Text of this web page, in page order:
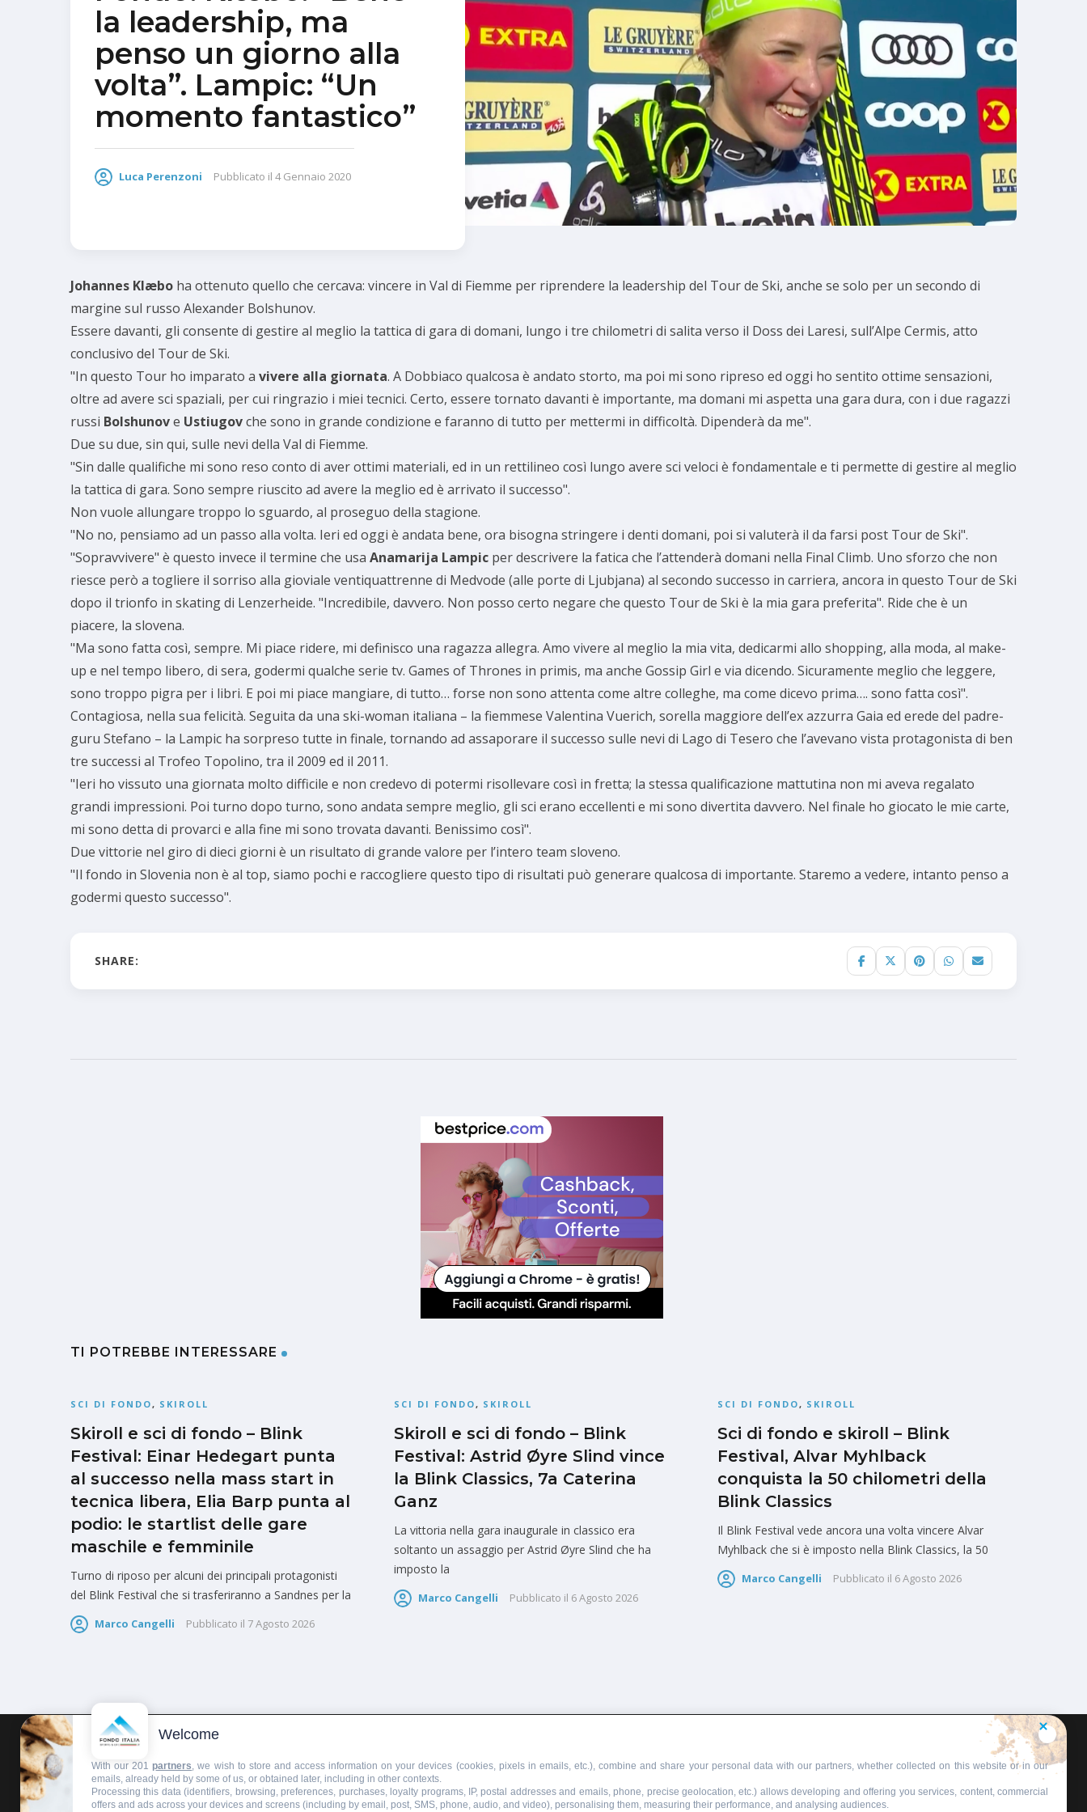
la leadership, ma
penso un giorno alla
volta”. Lampic: “Un
momento fantastico”
Luca Perenzoni Pubblicato il 4 Gennaio 2020
Johannes Klæbo ha ottenuto quello che cercava: vincere in Val di Fiemme per riprendere la leadership del Tour de Ski, anche se solo per un secondo di
margine sul russo Alexander Bolshunov.
Essere davanti, gli consente di gestire al meglio la tattica di gara di domani, lungo i tre chilometri di salita verso il Doss dei Laresi, sull’Alpe Cermis, atto
conclusivo del Tour de Ski.
"In questo Tour ho imparato a vivere alla giornata. A Dobbiaco qualcosa è andato storto, ma poi mi sono ripreso ed oggi ho sentito ottime sensazioni,
oltre ad avere sci spaziali, per cui ringrazio i miei tecnici. Certo, essere tornato davanti è importante, ma domani mi aspetta una gara dura, con i due ragazzi
russi Bolshunove Ustiugovche sono in grande condizione e faranno di tutto per mettermi in difficoltà. Dipenderà da me".
Due su due, sin qui, sulle nevi della Val di Fiemme.
"Sin dalle qualifiche mi sono reso conto di aver ottimi materiali, ed in un rettilineo così lungo avere sci veloci è fondamentale e ti permette di gestire al meglio
la tattica di gara. Sono sempre riuscito ad avere la meglio ed è arrivato il successo".
Non vuole allungare troppo lo sguardo, al proseguo della stagione.
"No no, pensiamo ad un passo alla volta. Ieri ed oggi è andata bene, ora bisogna stringere i denti domani, poi si valuterà il da farsi post Tour de Ski".
"Sopravvivere" è questo invece il termine che usa Anamarija Lampic per descrivere la fatica che l’attenderà domani nella Final Climb. Uno sforzo che non
riesce però a togliere il sorriso alla gioviale ventiquattrenne di Medvode (alle porte di Ljubjana) al secondo successo in carriera, ancora in questo Tour de Ski
dopo il trionfo in skating di Lenzerheide. "Incredibile, davvero. Non posso certo negare che questo Tour de Ski è la mia gara preferita". Ride che è un
piacere, la slovena.
"Ma sono fatta così, sempre. Mi piace ridere, mi definisco una ragazza allegra. Amo vivere al meglio la mia vita, dedicarmi allo shopping, alla moda, al make-
up e nel tempo libero, di sera, godermi qualche serie tv. Games of Thrones in primis, ma anche Gossip Girl e via dicendo. Sicuramente meglio che leggere,
sono troppo pigra per i libri. E poi mi piace mangiare, di tutto… forse non sono attenta come altre colleghe, ma come dicevo prima…. sono fatta così".
Contagiosa, nella sua felicità. Seguita da una ski-woman italiana – la fiemmese Valentina Vuerich, sorella maggiore dell’ex azzurra Gaia ed erede del padre-
guru Stefano – la Lampic ha sorpreso tutte in finale, tornando ad assaporare il successo sulle nevi di Lago di Tesero che l’avevano vista protagonista di ben
tre successi al Trofeo Topolino, tra il 2009 ed il 2011.
"Ieri ho vissuto una giornata molto difficile e non credevo di potermi risollevare così in fretta; la stessa qualificazione mattutina non mi aveva regalato
grandi impressioni. Poi turno dopo turno, sono andata sempre meglio, gli sci erano eccellenti e mi sono divertita davvero. Nel finale ho giocato le mie carte,
mi sono detta di provarci e alla fine mi sono trovata davanti. Benissimo così".
Due vittorie nel giro di dieci giorni è un risultato di grande valore per l’intero team sloveno.
"Il fondo in Slovenia non è al top, siamo pochi e raccogliere questo tipo di risultati può generare qualcosa di importante. Staremo a vedere, intanto penso a
godermi questo successo".
SHARE:
TI POTREBBE INTERESSARE
SCI DI FONDO, SKIROLL
Skiroll e sci di fondo – Blink
Festival: Einar Hedegart punta
al successo nella mass start in
tecnica libera, Elia Barp punta al
podio: le startlist delle gare
maschile e femminile
Turno di riposo per alcuni dei principali protagonisti
del Blink Festival che si trasferiranno a Sandnes per la
Marco Cangelli Pubblicato il 7 Agosto 2026
SCI DI FONDO, SKIROLL
Skiroll e sci di fondo – Blink
Festival: Astrid Øyre Slind vince
la Blink Classics, 7a Caterina
Ganz
La vittoria nella gara inaugurale in classico era
soltanto un assaggio per Astrid Øyre Slind che ha
imposto la
Marco Cangelli Pubblicato il 6 Agosto 2026
SCI DI FONDO, SKIROLL
Sci di fondo e skiroll – Blink
Festival, Alvar Myhlback
conquista la 50 chilometri della
Blink Classics
Il Blink Festival vede ancora una volta vincere Alvar
Myhlback che si è imposto nella Blink Classics, la 50
Marco Cangelli Pubblicato il 6 Agosto 2026
HOMEPAGE REDAZIONEINVIA UN COMUNICATO STAMPAPUBBLICITÀSCRIVI AL DIRETTORE
Welcome
With our 201 partners, we wish to store and access information on your devices (cookies, pixels in emails, etc.), combine and share your personal data with our partners, whether collected on this website or in our
emails, already held by some of us, or obtained later, including in other contexts.
Processing this data (identifiers, browsing, preferences, purchases, loyalty programs, IP, postal addresses and emails, phone, precise geolocation, etc.) allows developing and offering you services, content, commercial
offers and ads across your devices and screens (including by email, post, SMS, phone, audio, and video), personalising them, measuring their performance, and analysing audiences.